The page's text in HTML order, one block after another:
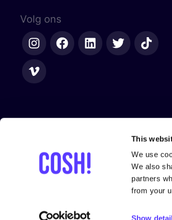
This
We use
We also
partners
from your
Show
Volg ons